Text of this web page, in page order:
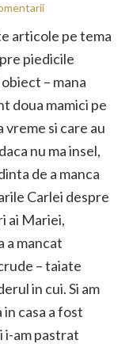
articole pe tema
piedicile
– mana
doua mamici pe
si care au
nu ma insel,
de a manca
Carlei despre
ai Mariei,
a mancat
– taiate
in cui. Si am
casa a fost
am pastrat